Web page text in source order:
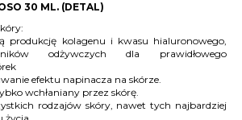
30 ML. (DETAL)
produkcję kolagenu i kwasu hialuronowego,
odżywczych dla prawidłowego
efektu napinacza na skórze.
wchłaniany przez skórę.
rodzajów skóry, nawet tych najbardziej